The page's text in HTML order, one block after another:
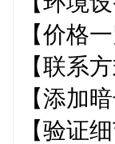
【价格
【联系
【添加
【验证